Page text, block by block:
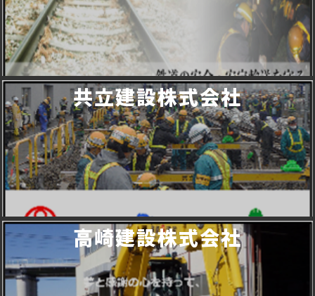
共立建設株式会社
高崎建設株式会社